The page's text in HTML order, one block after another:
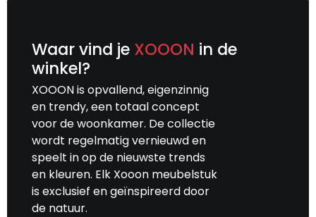
Waar vind je XOOON in de
winkel?
XOOON is opvallend, eigenzinnig
en trendy, een totaal concept
voor de woonkamer. De collectie
wordt regelmatig vernieuwd en
speelt in op de nieuwste trends
en kleuren. Elk Xooon meubelstuk
is exclusief en geïnspireerd door
de natuur.